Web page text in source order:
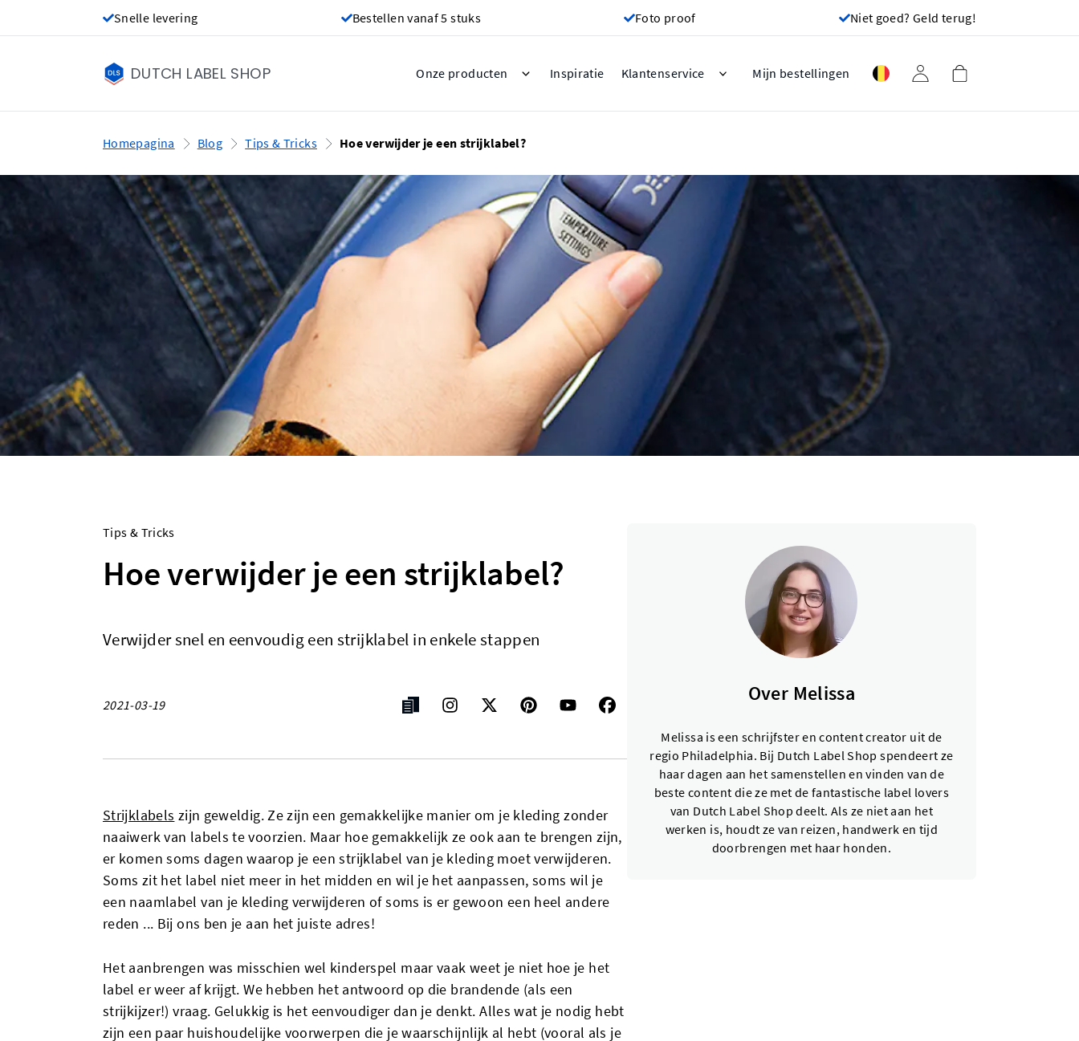
Snelle levering Bestellen vanaf 5 stuks Foto proof Niet goed? Geld terug!
DUTCH LABEL SHOP Onze producten Inspiratie Klantenservice Mijn bestellingen
Homepagina Blog Tips & Tricks Hoe verwijder je een strijklabel?
Tips & Tricks
Hoe verwijder je een strijklabel?
Verwijder snel en eenvoudig een strijklabel in enkele stappen
2021-03-19
Strijklabels zijn geweldig. Ze zijn een gemakkelijke manier om je kleding zonder
naaiwerk van labels te voorzien. Maar hoe gemakkelijk ze ook aan te brengen zijn,
er komen soms dagen waarop je een strijklabel van je kleding moet verwijderen.
Soms zit het label niet meer in het midden en wil je het aanpassen, soms wil je
een naamlabel van je kleding verwijderen of soms is er gewoon een heel andere
reden ... Bij ons ben je aan het juiste adres!
Het aanbrengen was misschien wel kinderspel maar vaak weet je niet hoe je het
label er weer af krijgt. We hebben het antwoord op die brandende (als een
strijkijzer!) vraag. Gelukkig is het eenvoudiger dan je denkt. Alles wat je nodig hebt
zijn een paar huishoudelijke voorwerpen die je waarschijnlijk al hebt (vooral als je
Over Melissa
Melissa is een schrijfster en content creator uit de
regio Philadelphia. Bij Dutch Label Shop spendeert ze
haar dagen aan het samenstellen en vinden van de
beste content die ze met de fantastische label lovers
van Dutch Label Shop deelt. Als ze niet aan het
werken is, houdt ze van reizen, handwerk en tijd
doorbrengen met haar honden.